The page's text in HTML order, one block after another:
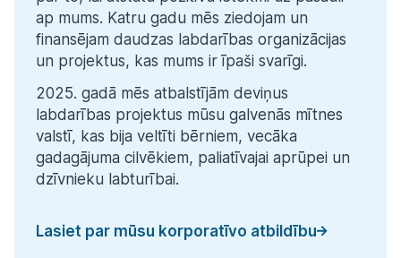
ap mums. Katru gadu mēs ziedojam un
finansējam daudzas labdarības organizācijas
un projektus, kas mums ir īpaši svarīgi.
2025. gadā mēs atbalstījām deviņus
labdarības projektus mūsu galvenās mītnes
valstī, kas bija veltīti bērniem, vecāka
gadagājuma cilvēkiem, paliatīvajai aprūpei un
dzīvnieku labturībai.
Lasiet par mūsu korporatīvo atbildību